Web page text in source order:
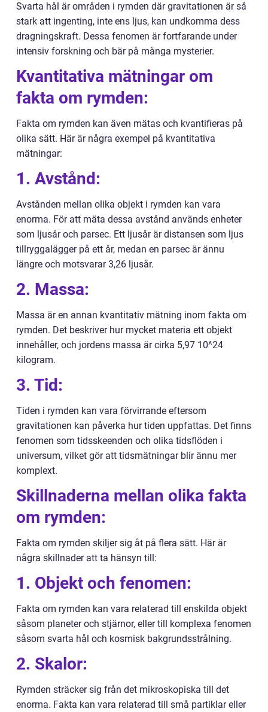
Svarta hål är områden i rymden där gravitationen är så
stark att ingenting, inte ens ljus, kan undkomma dess
dragningskraft. Dessa fenomen är fortfarande under
intensiv forskning och bär på många mysterier.
Kvantitativa mätningar om
fakta om rymden:
Fakta om rymden kan även mätas och kvantifieras på
olika sätt. Här är några exempel på kvantitativa
mätningar:
1. Avstånd:
Avstånden mellan olika objekt i rymden kan vara
enorma. För att mäta dessa avstånd används enheter
som ljusår och parsec. Ett ljusår är distansen som ljus
tillryggalägger på ett år, medan en parsec är ännu
längre och motsvarar 3,26 ljusår.
2. Massa:
Massa är en annan kvantitativ mätning inom fakta om
rymden. Det beskriver hur mycket materia ett objekt
innehåller, och jordens massa är cirka 5,97 10^24
kilogram.
3. Tid:
Tiden i rymden kan vara förvirrande eftersom
gravitationen kan påverka hur tiden uppfattas. Det finns
fenomen som tidsskeenden och olika tidsflöden i
universum, vilket gör att tidsmätningar blir ännu mer
komplext.
Skillnaderna mellan olika fakta
om rymden:
Fakta om rymden skiljer sig åt på flera sätt. Här är
några skillnader att ta hänsyn till:
1. Objekt och fenomen:
Fakta om rymden kan vara relaterad till enskilda objekt
såsom planeter och stjärnor, eller till komplexa fenomen
såsom svarta hål och kosmisk bakgrundsstrålning.
2. Skalor:
Rymden sträcker sig från det mikroskopiska till det
enorma. Fakta kan vara relaterad till små partiklar eller